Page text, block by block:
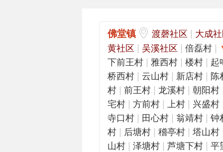
佛堂镇 渡磬社区 | 大成
黄社区 | 吴溪社区 | 倍磊村 |
下前王村 | 雅西村 | 楼村 | 起
桥西村 | 云山村 | 新店村 | 陈
村 | 前王村 | 龙溪村 | 朝阳村
宅村 | 方前村 | 上村 | 兴盛村
寺口村 | 田心村 | 翁靖村 | 钟
村 | 后塘村 | 稽亭村 | 塔山村
山村 | 泽塘村 | 芦塘下村 | 平